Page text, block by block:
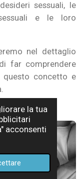
la tua
acconsenti
sessuali, le
e le loro
nel dettaglio
far comprendere
concetto e